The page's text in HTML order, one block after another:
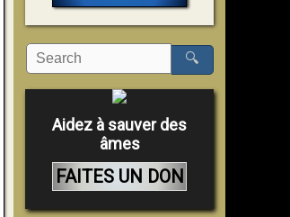
🔍
Aidez à sauver des
âmes
FAITES UN DON